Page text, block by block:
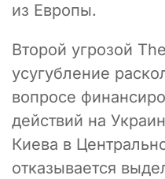
из Европы.
Второй угрозой
усугубление
вопросе
действий на
Киева в
отказывается